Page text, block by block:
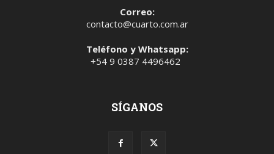
Correo:
contacto@cuarto.com.ar
Teléfono y Whatsapp:
+54 9 0387 4496462
SÍGANOS